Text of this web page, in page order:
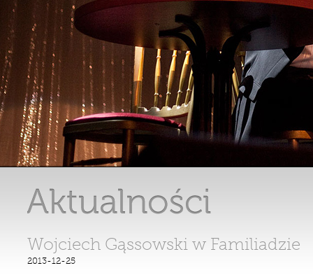
Wojciech Gąssowski w Familiadzie
2013-12-25